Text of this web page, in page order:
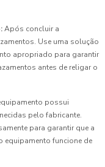
Após concluir a
Use uma solução
apropriado para garantir
antes de religar o
possui
pelo fabricante.
para garantir que a
equipamento funcione de